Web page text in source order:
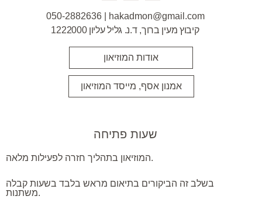
c
e
b
o
o
u
t
u
b
e
s
a
g
r
m
050-2882636 | hakadmon@gmail.com
קיבוץ מעין ברוך, ד.נ. גליל עליון 1222000
אודות המוזיאון
אמנון אסף, מייסד המוזיאון
שעות פתיחה
המוזיאון בתהליך חזרה לפעילות מלאה.
בשלב זה הביקורים בתיאום מראש בלבד בשעות קבלה
משתנות.